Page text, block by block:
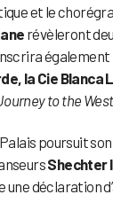
et le
révèleront
la Cie Blanca
to the West
poursuit
Shechter
une déclaration